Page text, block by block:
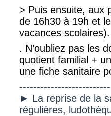
> Puis ensuite, aux
de 16h30 à 19h et
vacances scolaires).
. N’oubliez pas les
quotient familial +
une fiche sanitaire
► La reprise de la
régulières,